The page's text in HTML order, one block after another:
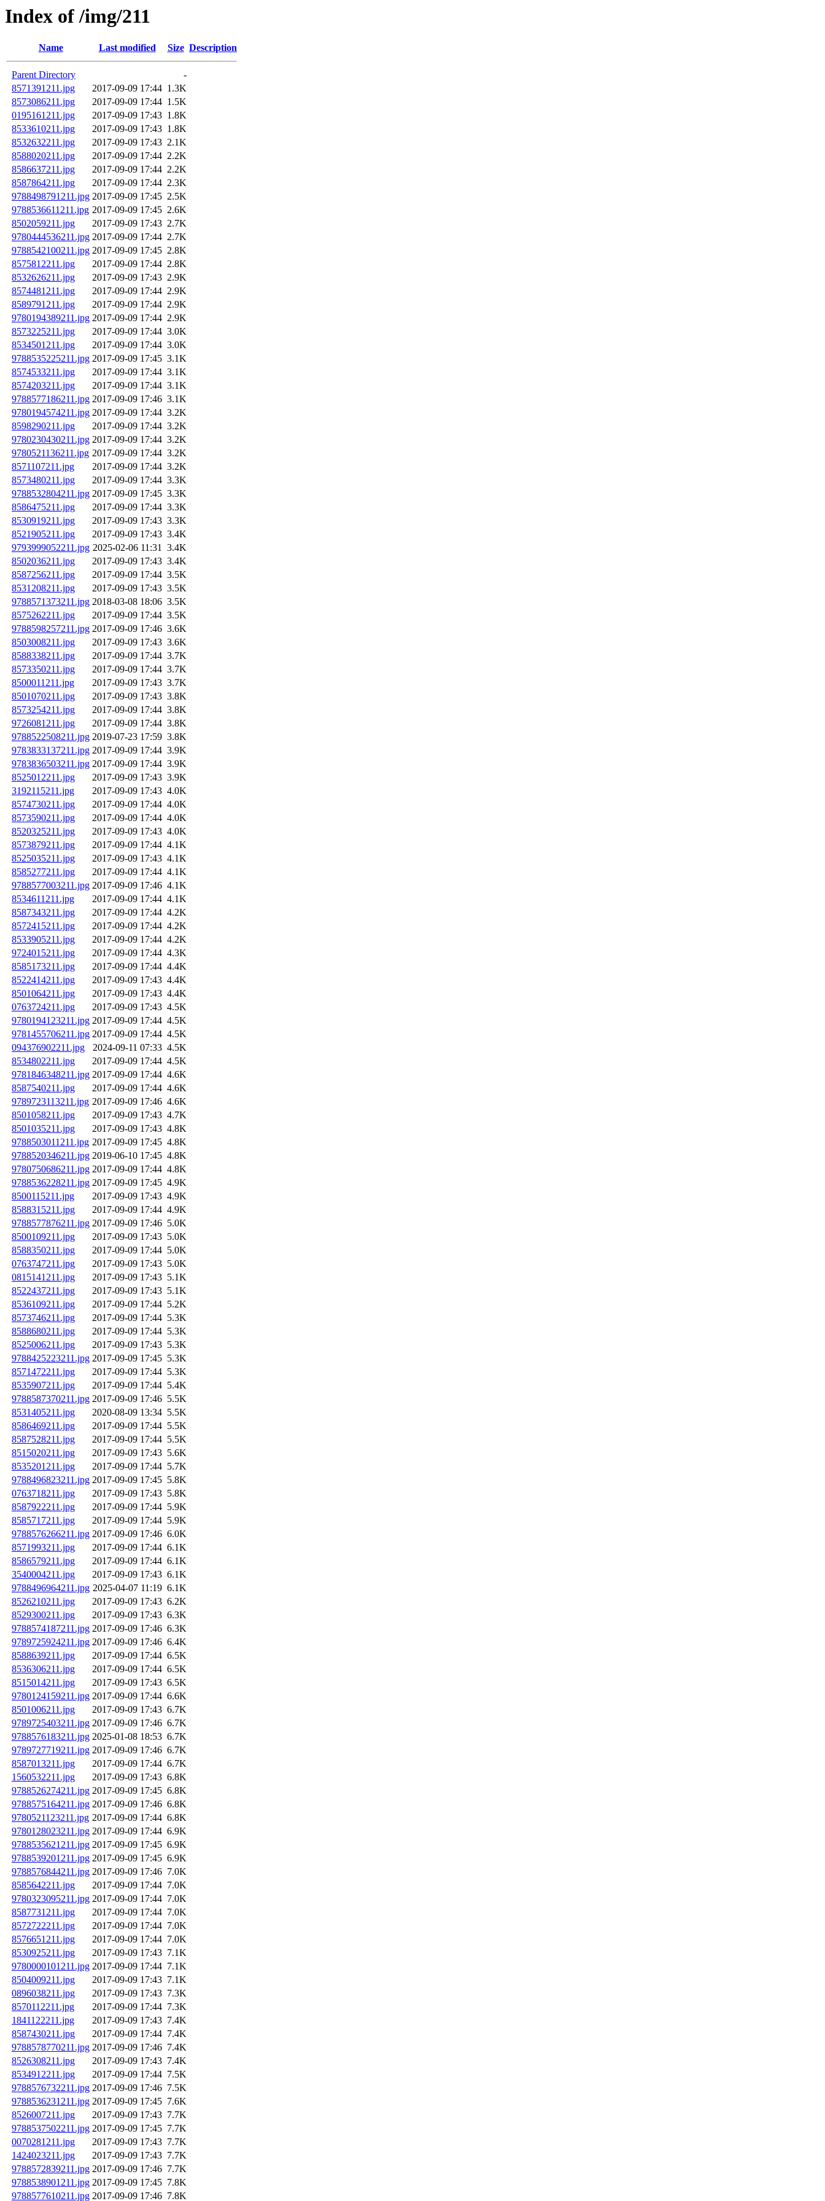
Index of /img/211
Name Last modified Size Description
Parent Directory
-
8571391211.jpg
2017-09-09 17:44 1.3K
8573086211.jpg
2017-09-09 17:44 1.5K
0195161211.jpg
2017-09-09 17:43 1.8K
8533610211.jpg
2017-09-09 17:43 1.8K
8532632211.jpg
2017-09-09 17:43 2.1K
8588020211.jpg
2017-09-09 17:44 2.2K
8586637211.jpg
2017-09-09 17:44 2.2K
8587864211.jpg
2017-09-09 17:44 2.3K
9788498791211.jpg 2017-09-09 17:45 2.5K
9788536611211.jpg 2017-09-09 17:45 2.6K
8502059211.jpg
2017-09-09 17:43 2.7K
9780444536211.jpg 2017-09-09 17:44 2.7K
9788542100211.jpg 2017-09-09 17:45 2.8K
8575812211.jpg
2017-09-09 17:44 2.8K
8532626211.jpg
2017-09-09 17:43 2.9K
8574481211.jpg
2017-09-09 17:44 2.9K
8589791211.jpg
2017-09-09 17:44 2.9K
9780194389211.jpg 2017-09-09 17:44 2.9K
8573225211.jpg
2017-09-09 17:44 3.0K
8534501211.jpg
2017-09-09 17:44 3.0K
9788535225211.jpg 2017-09-09 17:45 3.1K
8574533211.jpg
2017-09-09 17:44 3.1K
8574203211.jpg
2017-09-09 17:44 3.1K
9788577186211.jpg 2017-09-09 17:46 3.1K
9780194574211.jpg 2017-09-09 17:44 3.2K
8598290211.jpg
2017-09-09 17:44 3.2K
9780230430211.jpg 2017-09-09 17:44 3.2K
9780521136211.jpg 2017-09-09 17:44 3.2K
8571107211.jpg
2017-09-09 17:44 3.2K
8573480211.jpg
2017-09-09 17:44 3.3K
9788532804211.jpg 2017-09-09 17:45 3.3K
8586475211.jpg
2017-09-09 17:44 3.3K
8530919211.jpg
2017-09-09 17:43 3.3K
8521905211.jpg
2017-09-09 17:43 3.4K
9793999052211.jpg 2025-02-06 11:31 3.4K
8502036211.jpg
2017-09-09 17:43 3.4K
8587256211.jpg
2017-09-09 17:44 3.5K
8531208211.jpg
2017-09-09 17:43 3.5K
9788571373211.jpg 2018-03-08 18:06 3.5K
8575262211.jpg
2017-09-09 17:44 3.5K
9788598257211.jpg 2017-09-09 17:46 3.6K
8503008211.jpg
2017-09-09 17:43 3.6K
8588338211.jpg
2017-09-09 17:44 3.7K
8573350211.jpg
2017-09-09 17:44 3.7K
8500011211.jpg
2017-09-09 17:43 3.7K
8501070211.jpg
2017-09-09 17:43 3.8K
8573254211.jpg
2017-09-09 17:44 3.8K
9726081211.jpg
2017-09-09 17:44 3.8K
9788522508211.jpg 2019-07-23 17:59 3.8K
9783833137211.jpg 2017-09-09 17:44 3.9K
9783836503211.jpg 2017-09-09 17:44 3.9K
8525012211.jpg
2017-09-09 17:43 3.9K
3192115211.jpg
2017-09-09 17:43 4.0K
8574730211.jpg
2017-09-09 17:44 4.0K
8573590211.jpg
2017-09-09 17:44 4.0K
8520325211.jpg
2017-09-09 17:43 4.0K
8573879211.jpg
2017-09-09 17:44 4.1K
8525035211.jpg
2017-09-09 17:43 4.1K
8585277211.jpg
2017-09-09 17:44 4.1K
9788577003211.jpg 2017-09-09 17:46 4.1K
8534611211.jpg
2017-09-09 17:44 4.1K
8587343211.jpg
2017-09-09 17:44 4.2K
8572415211.jpg
2017-09-09 17:44 4.2K
8533905211.jpg
2017-09-09 17:44 4.2K
9724015211.jpg
2017-09-09 17:44 4.3K
8585173211.jpg
2017-09-09 17:44 4.4K
8522414211.jpg
2017-09-09 17:43 4.4K
8501064211.jpg
2017-09-09 17:43 4.4K
0763724211.jpg
2017-09-09 17:43 4.5K
9780194123211.jpg 2017-09-09 17:44 4.5K
9781455706211.jpg 2017-09-09 17:44 4.5K
094376902211.jpg
2024-09-11 07:33 4.5K
8534802211.jpg
2017-09-09 17:44 4.5K
9781846348211.jpg 2017-09-09 17:44 4.6K
8587540211.jpg
2017-09-09 17:44 4.6K
9789723113211.jpg 2017-09-09 17:46 4.6K
8501058211.jpg
2017-09-09 17:43 4.7K
8501035211.jpg
2017-09-09 17:43 4.8K
9788503011211.jpg 2017-09-09 17:45 4.8K
9788520346211.jpg 2019-06-10 17:45 4.8K
9780750686211.jpg 2017-09-09 17:44 4.8K
9788536228211.jpg 2017-09-09 17:45 4.9K
8500115211.jpg
2017-09-09 17:43 4.9K
8588315211.jpg
2017-09-09 17:44 4.9K
9788577876211.jpg 2017-09-09 17:46 5.0K
8500109211.jpg
2017-09-09 17:43 5.0K
8588350211.jpg
2017-09-09 17:44 5.0K
0763747211.jpg
2017-09-09 17:43 5.0K
0815141211.jpg
2017-09-09 17:43 5.1K
8522437211.jpg
2017-09-09 17:43 5.1K
8536109211.jpg
2017-09-09 17:44 5.2K
8573746211.jpg
2017-09-09 17:44 5.3K
8588680211.jpg
2017-09-09 17:44 5.3K
8525006211.jpg
2017-09-09 17:43 5.3K
9788425223211.jpg 2017-09-09 17:45 5.3K
8571472211.jpg
2017-09-09 17:44 5.3K
8535907211.jpg
2017-09-09 17:44 5.4K
9788587370211.jpg 2017-09-09 17:46 5.5K
8531405211.jpg
2020-08-09 13:34 5.5K
8586469211.jpg
2017-09-09 17:44 5.5K
8587528211.jpg
2017-09-09 17:44 5.5K
8515020211.jpg
2017-09-09 17:43 5.6K
8535201211.jpg
2017-09-09 17:44 5.7K
9788496823211.jpg 2017-09-09 17:45 5.8K
0763718211.jpg
2017-09-09 17:43 5.8K
8587922211.jpg
2017-09-09 17:44 5.9K
8585717211.jpg
2017-09-09 17:44 5.9K
9788576266211.jpg 2017-09-09 17:46 6.0K
8571993211.jpg
2017-09-09 17:44 6.1K
8586579211.jpg
2017-09-09 17:44 6.1K
3540004211.jpg
2017-09-09 17:43 6.1K
9788496964211.jpg 2025-04-07 11:19 6.1K
8526210211.jpg
2017-09-09 17:43 6.2K
8529300211.jpg
2017-09-09 17:43 6.3K
9788574187211.jpg 2017-09-09 17:46 6.3K
9789725924211.jpg 2017-09-09 17:46 6.4K
8588639211.jpg
2017-09-09 17:44 6.5K
8536306211.jpg
2017-09-09 17:44 6.5K
8515014211.jpg
2017-09-09 17:43 6.5K
9780124159211.jpg 2017-09-09 17:44 6.6K
8501006211.jpg
2017-09-09 17:43 6.7K
9789725403211.jpg 2017-09-09 17:46 6.7K
9788576183211.jpg 2025-01-08 18:53 6.7K
9789727719211.jpg 2017-09-09 17:46 6.7K
8587013211.jpg
2017-09-09 17:44 6.7K
1560532211.jpg
2017-09-09 17:43 6.8K
9788526274211.jpg 2017-09-09 17:45 6.8K
9788575164211.jpg 2017-09-09 17:46 6.8K
9780521123211.jpg 2017-09-09 17:44 6.8K
9780128023211.jpg 2017-09-09 17:44 6.9K
9788535621211.jpg 2017-09-09 17:45 6.9K
9788539201211.jpg 2017-09-09 17:45 6.9K
9788576844211.jpg 2017-09-09 17:46 7.0K
8585642211.jpg
2017-09-09 17:44 7.0K
9780323095211.jpg 2017-09-09 17:44 7.0K
8587731211.jpg
2017-09-09 17:44 7.0K
8572722211.jpg
2017-09-09 17:44 7.0K
8576651211.jpg
2017-09-09 17:44 7.0K
8530925211.jpg
2017-09-09 17:43 7.1K
9780000101211.jpg 2017-09-09 17:44 7.1K
8504009211.jpg
2017-09-09 17:43 7.1K
0896038211.jpg
2017-09-09 17:43 7.3K
8570112211.jpg
2017-09-09 17:44 7.3K
1841122211.jpg
2017-09-09 17:43 7.4K
8587430211.jpg
2017-09-09 17:44 7.4K
9788578770211.jpg 2017-09-09 17:46 7.4K
8526308211.jpg
2017-09-09 17:43 7.4K
8534912211.jpg
2017-09-09 17:44 7.5K
9788576732211.jpg 2017-09-09 17:46 7.5K
9788536231211.jpg 2017-09-09 17:45 7.6K
8526007211.jpg
2017-09-09 17:43 7.7K
9788537502211.jpg 2017-09-09 17:45 7.7K
0070281211.jpg
2017-09-09 17:43 7.7K
1424023211.jpg
2017-09-09 17:43 7.7K
9788572839211.jpg 2017-09-09 17:46 7.7K
9788538901211.jpg 2017-09-09 17:45 7.8K
9788577610211.jpg 2017-09-09 17:46 7.8K